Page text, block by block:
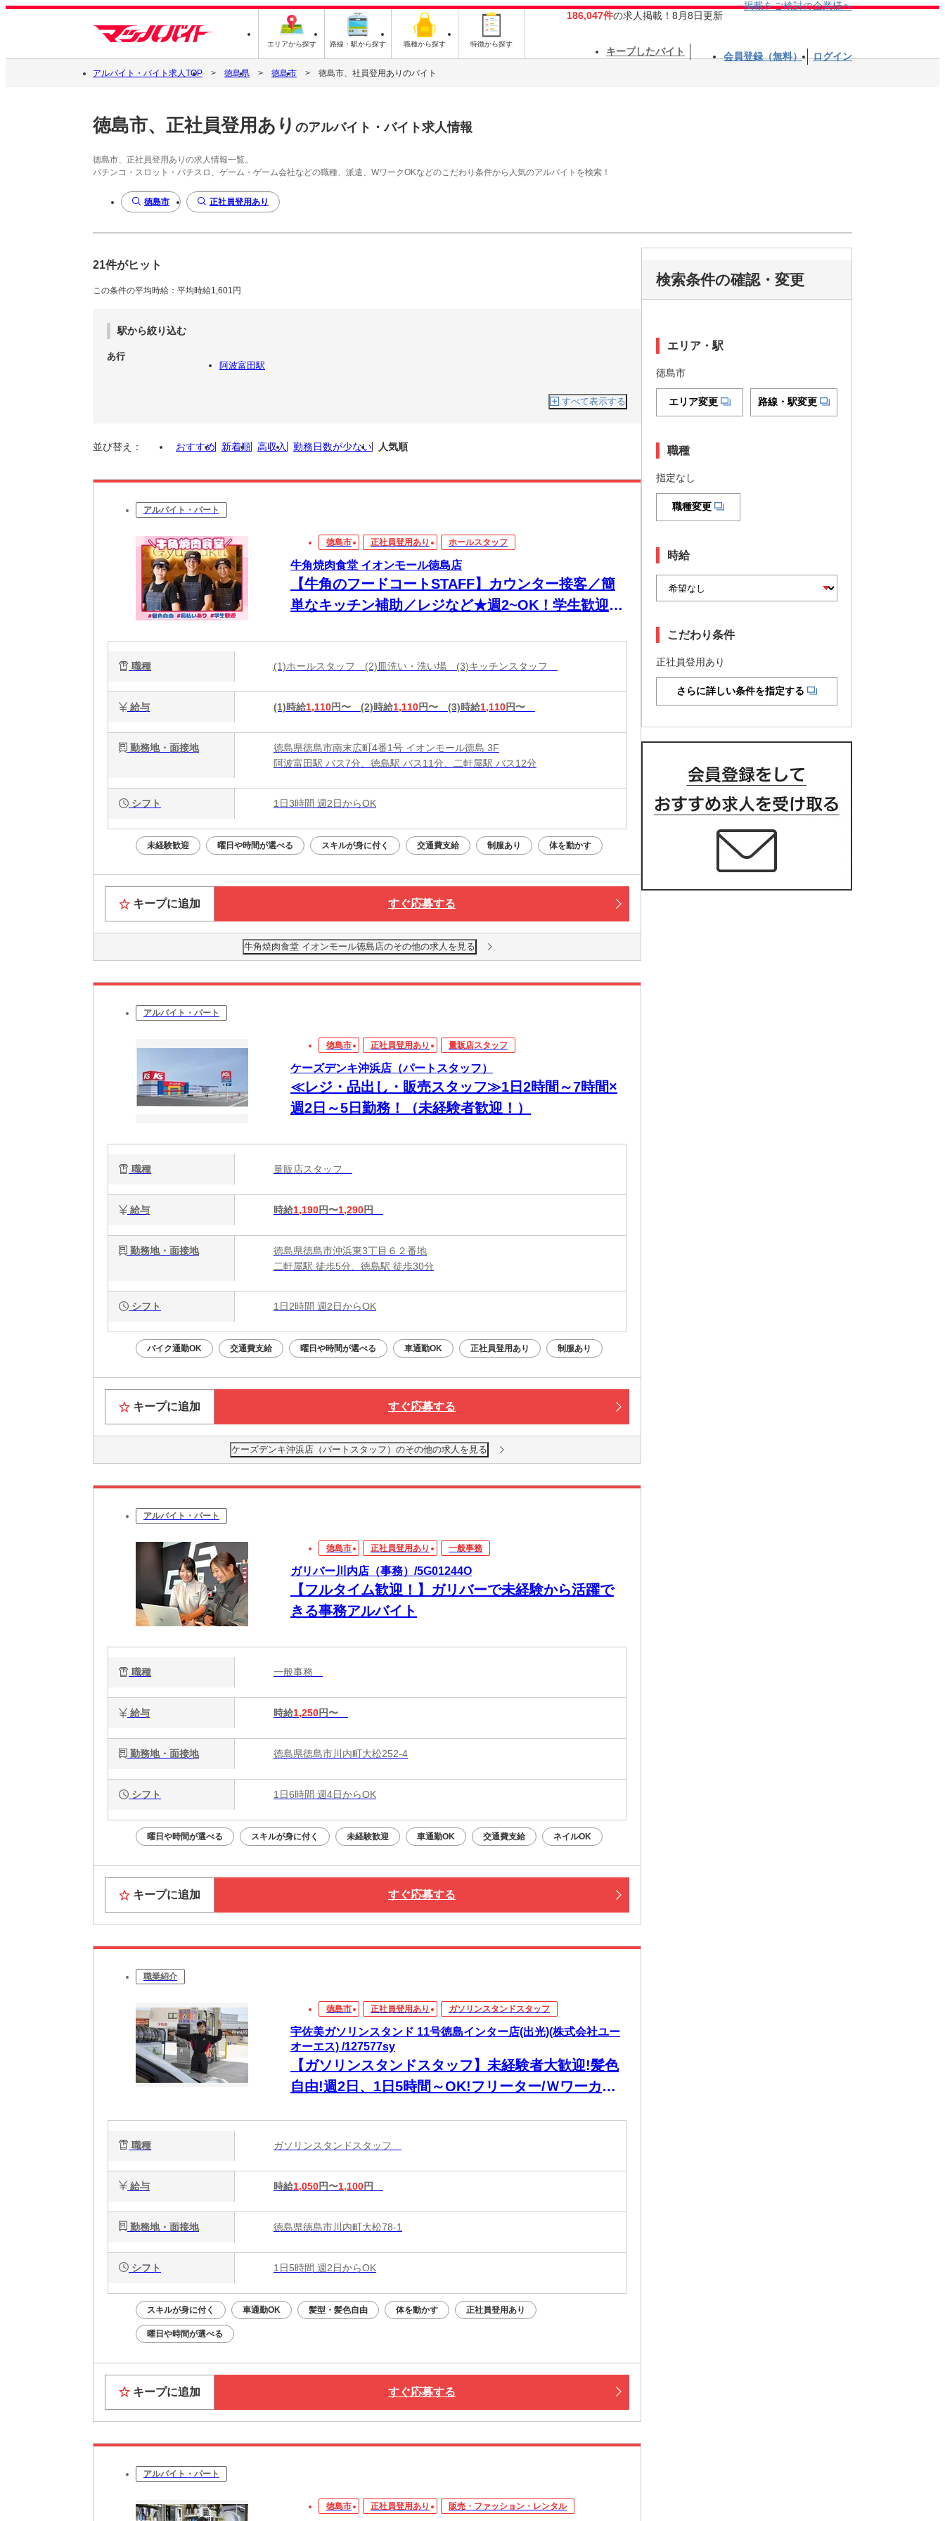
エリアから探す 路線・駅から探す 職種から探す 特徴から探す
186,047件の求人掲載！8月8日更新
掲載をご検討の企業様へ
キープしたバイト 会員登録（無料） ログイン
アルバイト・バイト求人TOP 徳島県 徳島市 徳島市、社員登用ありのバイト
徳島市、正社員登用あり のアルバイト・バイト求人情報
徳島市、正社員登用ありの求人情報一覧。
パチンコ・スロット・パチスロ、ゲーム・ゲーム会社などの職種、派遣、WワークOKなどのこだわり条件から人気のアルバイトを検索！
徳島市 正社員登用あり
21件がヒット
この条件の平均時給：平均時給1,601円
駅から絞り込む
あ行
阿波富田駅
すべて表示する
並び替え： おすすめ 新着順 高収入 勤務日数が少ない 人気順
アルバイト・パート
徳島市 正社員登用あり ホールスタッフ
牛角焼肉食堂 イオンモール徳島店
【牛角のフードコートSTAFF】カウンター接客／簡
単なキッチン補助／レジなど★週2~OK！学生歓迎☆
職種 (1)ホールスタッフ (2)皿洗い・洗い場 (3)キッチンスタッフ
給与 (1)時給1,110円〜 (2)時給1,110円〜 (3)時給1,110円〜
勤務地・面接地
徳島県徳島市南末広町4番1号 イオンモール徳島 3F
阿波富田駅 バス7分、徳島駅 バス11分、二軒屋駅 バス12分
シフト 1日3時間 週2日からOK
未経験歓迎 曜日や時間が選べる スキルが身に付く 交通費支給 制服あり 体を動かす
キープに追加 すぐ応募する
牛角焼肉食堂 イオンモール徳島店のその他の求人を見る
アルバイト・パート
徳島市 正社員登用あり 量販店スタッフ
ケーズデンキ沖浜店（パートスタッフ）
≪レジ・品出し・販売スタッフ≫1日2時間～7時間×
週2日～5日勤務！（未経験者歓迎！）
職種 量販店スタッフ
給与 時給1,190円〜1,290円
勤務地・面接地
徳島県徳島市沖浜東3丁目６２番地
二軒屋駅 徒歩5分、徳島駅 徒歩30分
シフト 1日2時間 週2日からOK
バイク通勤OK 交通費支給 曜日や時間が選べる 車通勤OK 正社員登用あり 制服あり
キープに追加 すぐ応募する
ケーズデンキ沖浜店（パートスタッフ）のその他の求人を見る
アルバイト・パート
徳島市 正社員登用あり 一般事務
ガリバー川内店（事務）/5G01244O
【フルタイム歓迎！】ガリバーで未経験から活躍で
きる事務アルバイト
職種 一般事務
給与 時給1,250円〜
勤務地・面接地 徳島県徳島市川内町大松252-4
シフト 1日6時間 週4日からOK
曜日や時間が選べる スキルが身に付く 未経験歓迎 車通勤OK 交通費支給 ネイルOK
キープに追加 すぐ応募する
職業紹介
徳島市 正社員登用あり ガソリンスタンドスタッフ
宇佐美ガソリンスタンド 11号徳島インター店(出光)(株式会社ユー
オーエス) /127577sy
【ガソリンスタンドスタッフ】未経験者大歓迎!髪色
自由!週2日、1日5時間～OK!フリーター/Ｗワーカー/
職種 ガソリンスタンドスタッフ
給与 時給1,050円〜1,100円
勤務地・面接地 徳島県徳島市川内町大松78-1
シフト 1日5時間 週2日からOK
スキルが身に付く 車通勤OK 髪型・髪色自由 体を動かす 正社員登用あり
曜日や時間が選べる
キープに追加 すぐ応募する
アルバイト・パート
徳島市 正社員登用あり 販売・ファッション・レンタル
検索条件の確認・変更
エリア・駅
徳島市
エリア変更 路線・駅変更
職種
指定なし
職種変更
時給
こだわり条件
正社員登用あり
さらに詳しい条件を指定する